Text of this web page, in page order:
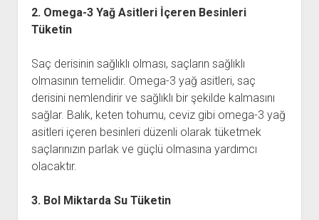
2. Omega-3 Yağ Asitleri İçeren Besinleri
Tüketin
Saç derisinin sağlıklı olması, saçların sağlıklı
olmasının temelidir. Omega-3 yağ asitleri, saç
derisini nemlendirir ve sağlıklı bir şekilde kalmasını
sağlar. Balık, keten tohumu, ceviz gibi omega-3 yağ
asitleri içeren besinleri düzenli olarak tüketmek
saçlarınızın parlak ve güçlü olmasına yardımcı
olacaktır.
3. Bol Miktarda Su Tüketin